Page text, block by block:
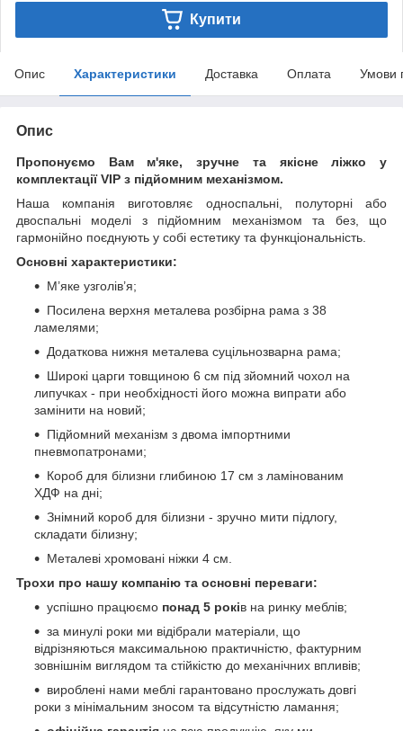
Купити
Опис Характеристики Доставка Оплата Умови
Опис
Пропонуємо Вам м'яке, зручне та якiсне ліжко у
комплектації VIP з підйомним механізмом.
Наша компанія виготовляє односпальні, полуторні або
двоспальні моделі з підйомним механізмом та без, що
гармонійно поєднують у собі естетику та функціональність.
Основні характеристики:
М’яке узголів’я;
Посилена верхня металева розбірна рама з 38
ламелями;
Додаткова нижня металева суцільнозварна рама;
Широкі царги товщиною 6 см під зйомний чохол на
липучках - при необхідності його можна випрати або
замінити на новий;
Підйомний механізм з двома імпортними
пневмопатронами;
Короб для білизни глибиною 17 см з ламінованим
ХДФ на дні;
Знімний короб для білизни - зручно мити підлогу,
складати білизну;
Металеві хромовані ніжки 4 см.
Трохи про нашу компанію та основні переваги:
успішно працюємо понад 5 років на ринку меблів;
за минулі роки ми відібрали матеріали, що
відрізняються максимальною практичністю, фактурним
зовнішнім виглядом та стійкістю до механічних впливів;
вироблені нами меблі гарантовано прослужать довгі
роки з мінімальним зносом та відсутністю ламання;